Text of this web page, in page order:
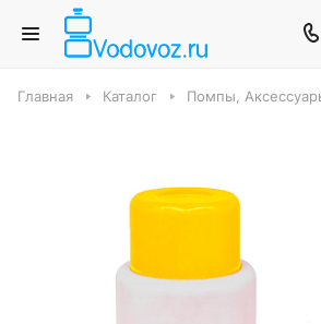
Главная Каталог Помпы,